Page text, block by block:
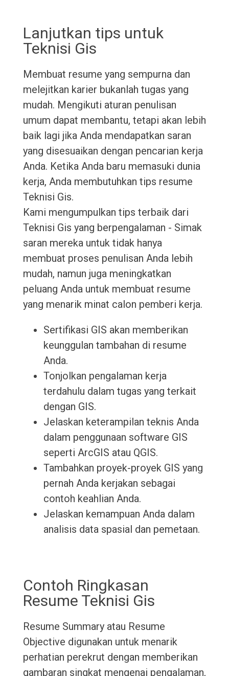
Lanjutkan tips untuk
Teknisi Gis
Membuat resume yang sempurna dan
melejitkan karier bukanlah tugas yang
mudah. Mengikuti aturan penulisan
umum dapat membantu, tetapi akan lebih
baik lagi jika Anda mendapatkan saran
yang disesuaikan dengan pencarian kerja
Anda. Ketika Anda baru memasuki dunia
kerja, Anda membutuhkan tips resume
Teknisi Gis.
Kami mengumpulkan tips terbaik dari
Teknisi Gis yang berpengalaman - Simak
saran mereka untuk tidak hanya
membuat proses penulisan Anda lebih
mudah, namun juga meningkatkan
peluang Anda untuk membuat resume
yang menarik minat calon pemberi kerja.
Sertifikasi GIS akan memberikan
keunggulan tambahan di resume
Anda.
Tonjolkan pengalaman kerja
terdahulu dalam tugas yang terkait
dengan GIS.
Jelaskan keterampilan teknis Anda
dalam penggunaan software GIS
seperti ArcGIS atau QGIS.
Tambahkan proyek-proyek GIS yang
pernah Anda kerjakan sebagai
contoh keahlian Anda.
Jelaskan kemampuan Anda dalam
analisis data spasial dan pemetaan.
Contoh Ringkasan
Resume Teknisi Gis
Resume Summary atau Resume
Objective digunakan untuk menarik
perhatian perekrut dengan memberikan
gambaran singkat mengenai pengalaman,